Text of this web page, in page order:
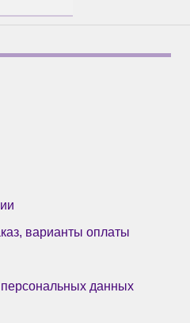
варианты оплаты
данных